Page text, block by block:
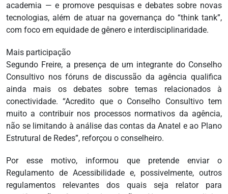
academia — e promove pesquisas e debates sobre novas
tecnologias, além de atuar na governança do “think tank”,
com foco em equidade de gênero e interdisciplinaridade.
Mais participação
Segundo Freire, a presença de um integrante do Conselho
Consultivo nos fóruns de discussão da agência qualifica
ainda mais os debates sobre temas relacionados à
conectividade. “Acredito que o Conselho Consultivo tem
muito a contribuir nos processos normativos da agência,
não se limitando à análise das contas da Anatel e ao Plano
Estrutural de Redes”, reforçou o conselheiro.
Por esse motivo, informou que pretende enviar o
Regulamento de Acessibilidade e, possivelmente, outros
regulamentos relevantes dos quais seja relator para